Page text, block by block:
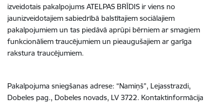
izveidotais pakalpojums ATELPAS BRĪDIS ir viens no
jaunizveidotajiem sabiedrībā balstītajiem sociālajiem
pakalpojumiem un tas piedāvā aprūpi bērniem ar smagiem
funkcionāliem traucējumiem un pieaugušajiem ar garīga
rakstura traucējumiem.
Pakalpojuma sniegšanas adrese: “Namiņš”, Lejasstrazdi,
Dobeles pag., Dobeles novads, LV 3722. Kontaktinformācija